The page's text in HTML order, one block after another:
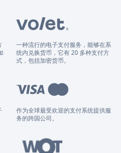
一种流行的电子支付服务，能够在系
统内兑换货币，它有 20 多种支付方
式，包括加密货币。
作为全球最受欢迎的支付系统提供服
务的跨国公司。